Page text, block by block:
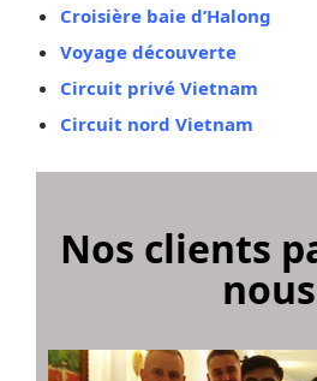
Croisière baie d’Halong
Voyage découverte
Circuit privé Vietnam
Circuit nord Vietnam
Nos clients
nous